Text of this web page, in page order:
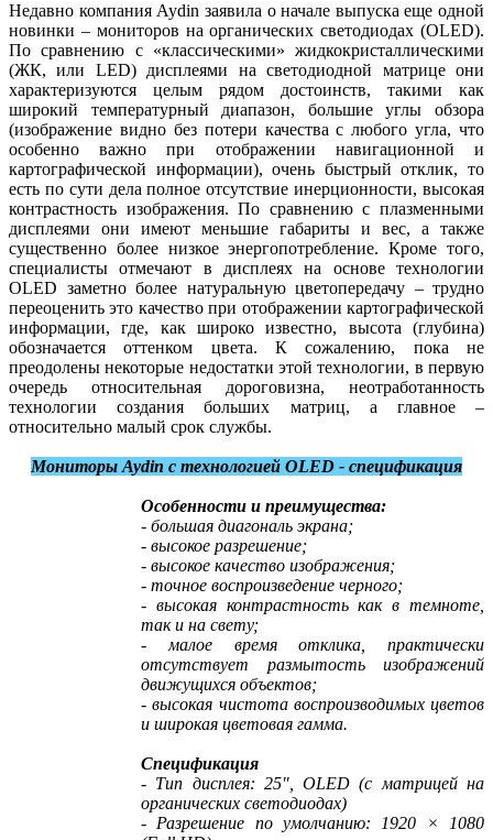
Недавно компания Aydin заявила о начале выпуска еще одной
новинки – мониторов на органических светодиодах (OLED).
По сравнению с «классическими» жидкокристаллическими
(ЖК, или LED) дисплеями на светодиодной матрице они
характеризуются целым рядом достоинств, такими как
широкий температурный диапазон, большие углы обзора
(изображение видно без потери качества с любого угла, что
особенно важно при отображении навигационной и
картографической информации), очень быстрый отклик, то
есть по сути дела полное отсутствие инерционности, высокая
контрастность изображения. По сравнению с плазменными
дисплеями они имеют меньшие габариты и вес, а также
существенно более низкое энергопотребление. Кроме того,
специалисты отмечают в дисплеях на основе технологии
OLED заметно более натуральную цветопередачу – трудно
переоценить это качество при отображении картографической
информации, где, как широко известно, высота (глубина)
обозначается оттенком цвета. К сожалению, пока не
преодолены некоторые недостатки этой технологии, в первую
очередь относительная дороговизна, неотработанность
технологии создания больших матриц, а главное –
относительно малый срок службы.
Мониторы Aydin с технологией OLED - спецификация
Особенности и преимущества:
- большая диагональ экрана;
- высокое разрешение;
- высокое качество изображения;
- точное воспроизведение черного;
- высокая контрастность как в темноте,
так и на свету;
- малое время отклика, практически
отсутствует размытость изображений
движущихся объектов;
- высокая чистота воспроизводимых цветов
и широкая цветовая гамма.
Спецификация
- Тип дисплея: 25″, OLED (с матрицей на
органических светодиодах)
- Разрешение по умолчанию: 1920 × 1080